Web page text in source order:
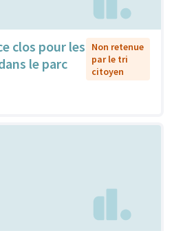
clos pour les
le parc
Non retenue
par le tri
citoyen